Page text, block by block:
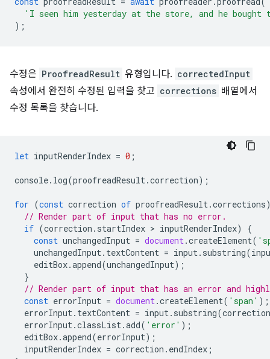
'I seen him yesterday at the store, and he
);
수정은 ProofreadResult 유형입니다. correctedInput
속성에서 완전히 수정된 입력을 찾고 corrections 배열에서
수정 목록을 찾습니다.
let inputRenderIndex = 0 ;
console. log(proofreadResult.correction);
for (const correction of proofreadResult.corrections
// Render part of input that has no error.
if (correction . startIndex > inputRenderIndex)
{
const unchangedInput = document.createElement(
unchangedInput. textContent = input. substring(
editBox.append(unchangedInput);
}
// Render part of input that has an error and
const errorInput = document.createElement( 'span' );
errorInput. textContent = input. substring(correction
errorInput.classList.add( 'error' );
editBox.append(errorInput);
inputRenderIndex = correction . endIndex ;